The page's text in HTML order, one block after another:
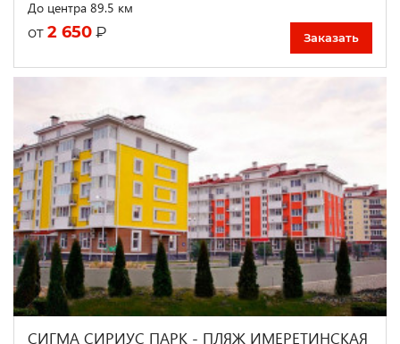
До центра 89.5 км
от 2 650 ₽ Заказать
СИГМА СИРИУС ПАРК - ПЛЯЖ ИМЕРЕТИНСКАЯ